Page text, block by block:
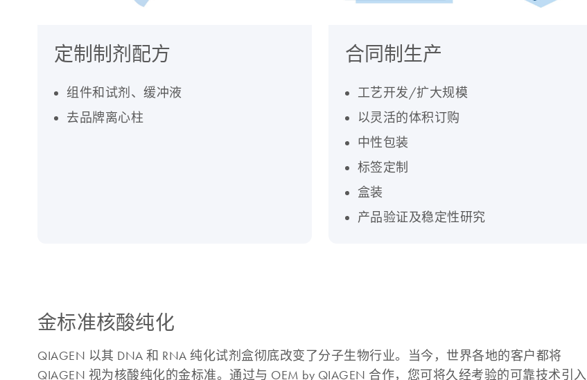
定制制剂配方
组件和试剂、缓冲液
去品牌离心柱
合同制生产
工艺开发/扩大规模
以灵活的体积订购
中性包装
标签定制
盒装
产品验证及稳定性研究
金标准核酸纯化
QIAGEN 以其 DNA 和 RNA 纯化试剂盒彻底改变了分子生物行业。当今，世界各地的客户都将
QIAGEN 视为核酸纯化的金标准。通过与 OEM by QIAGEN 合作，您可将久经考验的可靠技术引入